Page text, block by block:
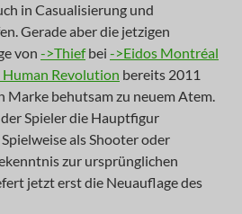
in Casualisierung und
Gerade aber die jetzigen
von ->Thiefbei ->Eidos Montréal
Human Revolution bereits 2011
Marke behutsam zu neuem Atem.
Spieler die Hauptfigur
als Shooter oder
zur ursprünglichen
jetzt erst die Neuauflage des